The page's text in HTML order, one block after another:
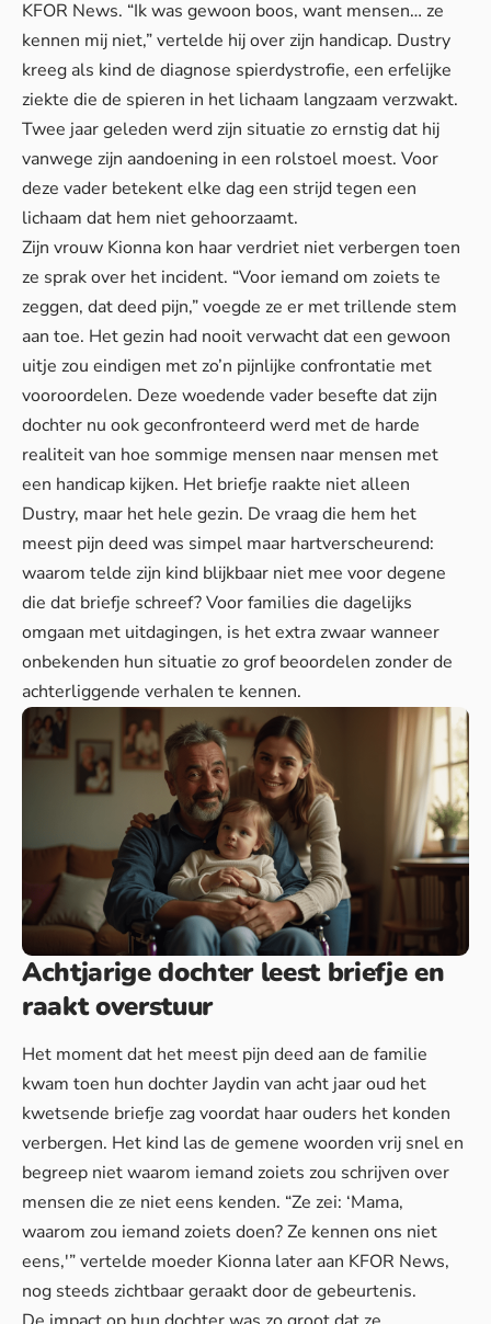
KFOR News. “Ik was gewoon boos, want mensen… ze
kennen mij niet,” vertelde hij over zijn handicap. Dustry
kreeg als kind de diagnose spierdystrofie, een erfelijke
ziekte die de spieren in het lichaam langzaam verzwakt.
Twee jaar geleden werd zijn situatie zo ernstig dat hij
vanwege zijn aandoening in een rolstoel moest. Voor
deze vader betekent elke dag een strijd tegen een
lichaam dat hem niet gehoorzaamt.
Zijn vrouw Kionna kon haar verdriet niet verbergen toen
ze sprak over het incident. “Voor iemand om zoiets te
zeggen, dat deed pijn,” voegde ze er met trillende stem
aan toe. Het gezin had nooit verwacht dat een gewoon
uitje zou eindigen met zo’n pijnlijke confrontatie met
vooroordelen. Deze woedende vader besefte dat zijn
dochter nu ook geconfronteerd werd met de harde
realiteit van hoe sommige mensen naar mensen met
een handicap kijken. Het briefje raakte niet alleen
Dustry, maar het hele gezin. De vraag die hem het
meest pijn deed was simpel maar hartverscheurend:
waarom telde zijn kind blijkbaar niet mee voor degene
die dat briefje schreef? Voor families die dagelijks
omgaan met uitdagingen, is het extra zwaar wanneer
onbekenden hun situatie zo grof beoordelen zonder de
achterliggende verhalen te kennen.
Achtjarige dochter leest briefje en
raakt overstuur
Het moment dat het meest pijn deed aan de familie
kwam toen hun dochter Jaydin van acht jaar oud het
kwetsende briefje zag voordat haar ouders het konden
verbergen. Het kind las de gemene woorden vrij snel en
begreep niet waarom iemand zoiets zou schrijven over
mensen die ze niet eens kenden. “Ze zei: ‘Mama,
waarom zou iemand zoiets doen? Ze kennen ons niet
eens,'” vertelde moeder Kionna later aan KFOR News,
nog steeds zichtbaar geraakt door de gebeurtenis.